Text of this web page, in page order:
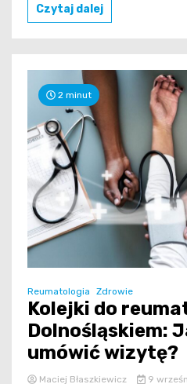
Czytaj dalej
2 minut
Reumatologia Zdrowie
Kolejki do
Dolnośląskiem:
umówić wizytę?
Maciej Błaszkiewicz 9